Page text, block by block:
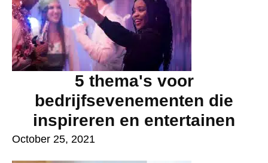
5 thema's voor
bedrijfsevenementen die
inspireren en entertainen
October 25, 2021